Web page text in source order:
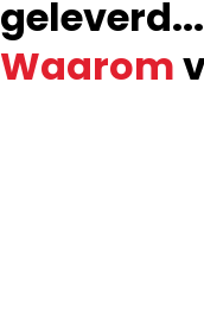
geleverd...
Waarom